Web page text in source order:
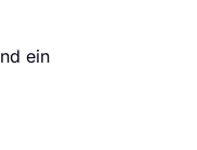
ein